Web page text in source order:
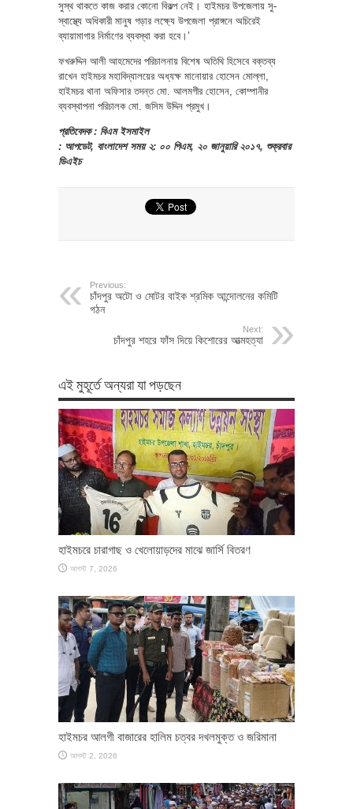
সুস্থ থাকতে কাজ করার কোনো বিকল্প নেই। হাইমচর উপজেলায় সু-
স্বাস্থ্যে অধিকারী মানুষ গড়ার লক্ষ্যে উপজেলা প্রাঙ্গনে অচিরেই
ব্যায়ামাগার নির্মাণের ব্যবস্থা করা হবে।’
ফখরুদ্দিন আলী আহমেদের পরিচালনায় বিশেষ অতিথি হিসেবে বক্তব্য
রাখেন হাইমচর মহাবিদ্যালয়ের অধ্যক্ষ মানোয়ার হোসেন মোল্লা,
হাইমচর থানা অফিসার তদন্ত মো. আলমগীর হোসেন, কোম্পানীর
ব্যবস্থাপনা পরিচালক মো. জসিম উদ্দিন প্রমুখ।
প্রতিবেদক : বিএম ইসমাইল
: আপডেট, বাংলাদেশ সময় ২: ০০ পিএম, ২০ জানুয়ারি ২০১৭, শুক্রবার
ডিএইচ
Previous:
চাঁদপুর অটো ও মোটর বাইক শ্রমিক আন্দোলনের কমিটি
গঠন
Next:
চাঁদপুর শহরে ফাঁস দিয়ে কিশোরের আত্মহত্যা
এই মুহূর্তে অন্যরা যা পড়ছেন
হাইমচরে চারাগাছ ও খেলোয়াড়দের মাঝে জার্সি বিতরণ
আগস্ট 7, 2026
হাইমচর আলগী বাজারের হালিম চত্বর দখলমুক্ত ও জরিমানা
আগস্ট 2, 2026